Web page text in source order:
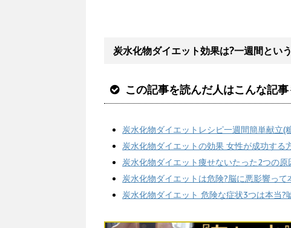
炭水化物ダイエット効果は?一週間とい
この記事を読んだ人はこんな記
炭水化物ダイエットレシピ一週間簡単献立(
炭水化物ダイエットの効果 女性が成功する
炭水化物ダイエット痩せないたった2つの原
炭水化物ダイエットは危険?脳に悪影響って
炭水化物ダイエット 危険な症状3つは本当?